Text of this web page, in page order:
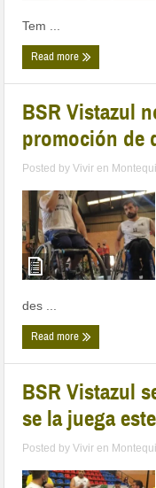
Tem ...
Read more
BSR Vistazul
promoción de
Posted byVivir en
des ...
Read more
BSR Vistazul
se la juega
Posted byVivir en